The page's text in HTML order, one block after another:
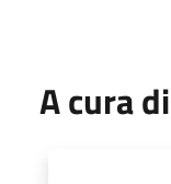
A cura di